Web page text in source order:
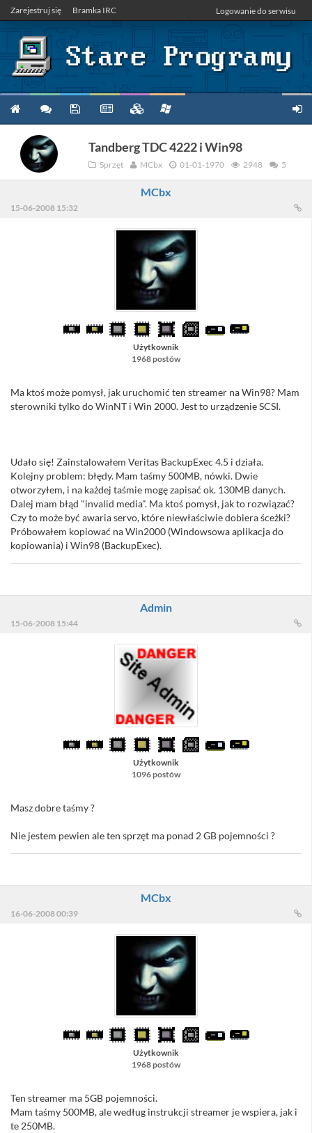
Zarejestruj się Bramka IRC Logowanie do serwisu
Tandberg TDC 4222 i Win98
Sprzęt MCbx 01-01-1970 2948 5
MCbx
15-06-2008 15:32
Użytkownik
1968 postów
Ma ktoś może pomysł, jak uruchomić ten streamer na Win98? Mam
sterowniki tylko do WinNT i Win 2000. Jest to urządzenie SCSI.
Udało się! Zainstalowałem Veritas BackupExec 4.5 i działa.
Kolejny problem: błędy. Mam taśmy 500MB, nówki. Dwie
otworzyłem, i na każdej taśmie mogę zapisać ok. 130MB danych.
Dalej mam błąd "invalid media". Ma ktoś pomysł, jak to rozwiązać?
Czy to może być awaria servo, które niewłaściwie dobiera śceżki?
Próbowałem kopiować na Win2000 (Windowsowa aplikacja do
kopiowania) i Win98 (BackupExec).
Admin
15-06-2008 15:44
Użytkownik
1096 postów
Masz dobre taśmy ?
Nie jestem pewien ale ten sprzęt ma ponad 2 GB pojemności ?
MCbx
16-06-2008 00:39
Użytkownik
1968 postów
Ten streamer ma 5GB pojemności.
Mam taśmy 500MB, ale według instrukcji streamer je wspiera, jak i
te 250MB.